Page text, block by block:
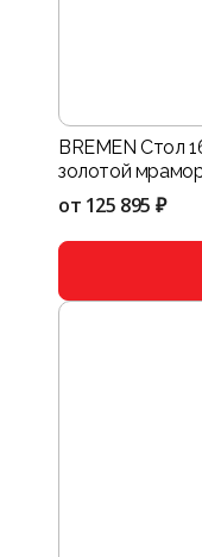
BREMEN Стол
золотой
от 125 895 ₽